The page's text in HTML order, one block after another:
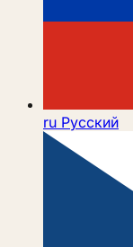
ru Русский